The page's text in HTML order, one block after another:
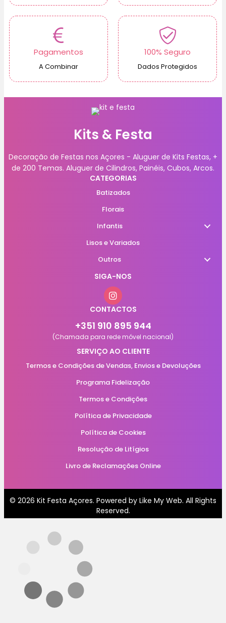
Pagamentos
A Combinar
100% Seguro
Dados Protegidos
Kits & Festa
Decoração de Festas nos Açores - Aluguer de Kits Festas, +
de 200 Temas. Aluguer de Cilindros, Painéis, Cubos, Arcos.
CATEGORIAS
Batizados
Florais
Infantis
Lisos e Variados
Outros
SIGA-NOS
CONTACTOS
+351 910 895 944
(Chamada para rede móvel nacional)
SERVIÇO AO CLIENTE
Termos e Condições de Vendas, Envios e Devoluções
Programa Fidelização
Termos e Condições
Política de Privacidade
Política de Cookies
Resolução de Litígios
Livro de Reclamações Online
© 2026 Kit Festa Açores. Powered by Like My Web. All Rights
Reserved.